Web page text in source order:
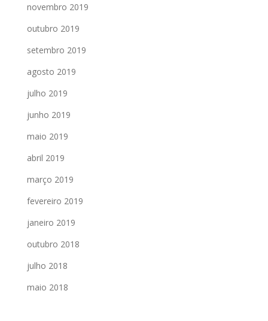
novembro 2019
outubro 2019
setembro 2019
agosto 2019
julho 2019
junho 2019
maio 2019
abril 2019
março 2019
fevereiro 2019
janeiro 2019
outubro 2018
julho 2018
maio 2018